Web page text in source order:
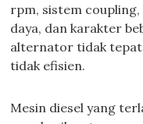
rpm, sistem
daya, dan karakter
alternator tidak
tidak efisien.
Mesin diesel yang